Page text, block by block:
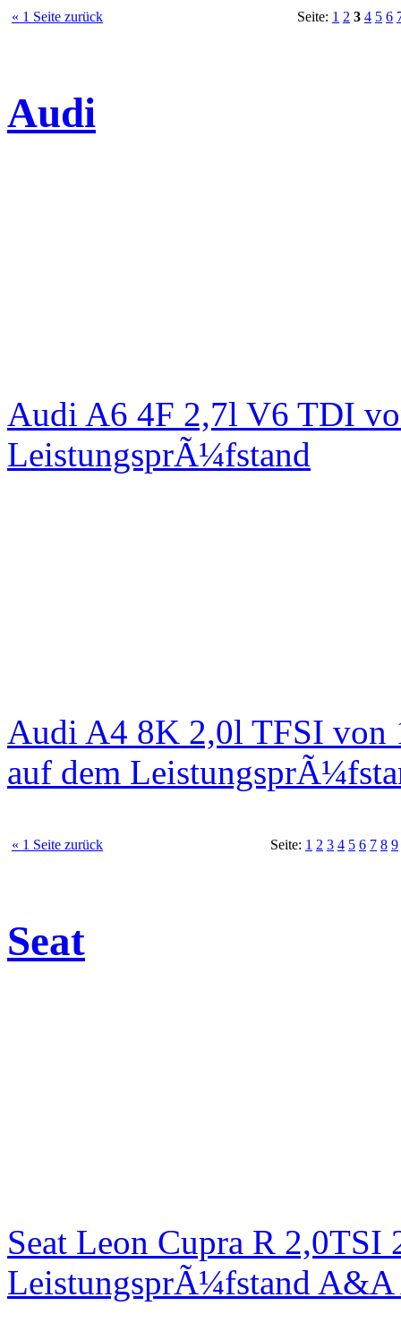
« 1 Seite zurück Seite: 1 2 3 4 5 6
Audi
Audi A6 4F 2,7l V6 TDI
LeistungsprÃ¼fstand
Audi A4 8K 2,0l TFSI von
auf dem
« 1 Seite zurück Seite: 1 2 3 4 5 6 7 8 9
Seat
Seat Leon Cupra R
LeistungsprÃ¼fstand